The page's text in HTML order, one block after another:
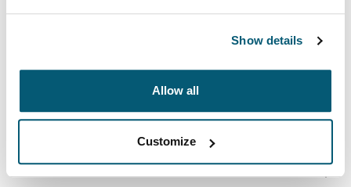
Show details
Allow all
Customize
Toggle overview
Descripción del producto
Toggle features
Todas las características